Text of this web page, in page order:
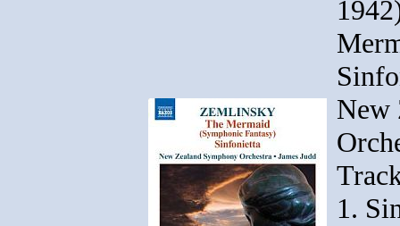
New
1.